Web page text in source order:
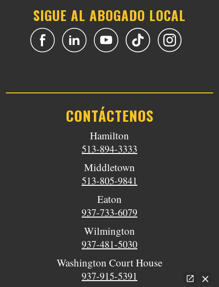
SIGUE AL ABOGADO LOCAL
CONTÁCTENOS
Hamilton
513-894-3333
Middletown
513-805-9841
Eaton
937-733-6079
Wilmington
937-481-5030
Washington Court House
937-915-5391